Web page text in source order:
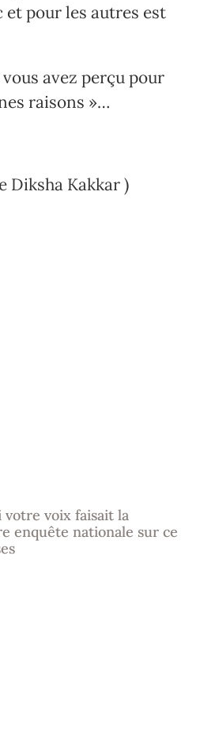
et pour les autres est
vous avez perçu pour
raisons »…
Diksha Kakkar )
votre voix faisait la
enquête nationale sur ce